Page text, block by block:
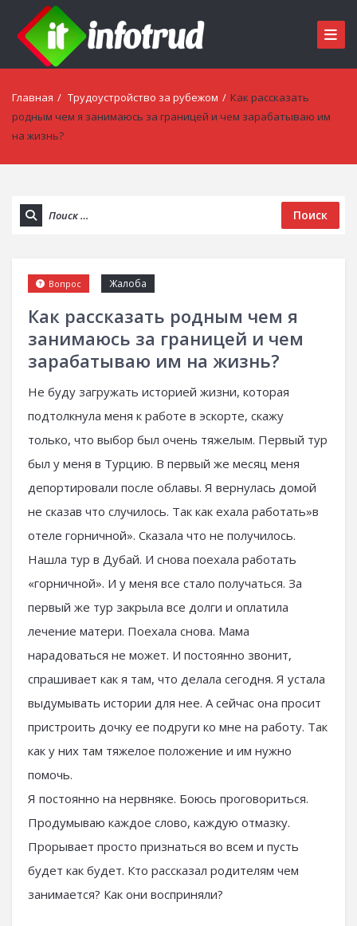
Главная / Трудоустройство за рубежом / Как рассказать
родным чем я занимаюсь за границей и чем зарабатываю им
на жизнь?
Поиск
Как рассказать родным чем я
занимаюсь за границей и чем
зарабатываю им на жизнь?
Жалоба
Вопрос
Не буду загружать историей жизни, которая
подтолкнула меня к работе в эскорте, скажу
только, что выбор был очень тяжелым. Первый тур
был у меня в Турцию. В первый же месяц меня
депортировали после облавы. Я вернулась домой
не сказав что случилось. Так как ехала работать»в
отеле горничной». Сказала что не получилось.
Нашла тур в Дубай. И снова поехала работать
«горничной». И у меня все стало получаться. За
первый же тур закрыла все долги и оплатила
лечение матери. Поехала снова. Мама
нарадоваться не может. И постоянно звонит,
спрашивает как я там, что делала сегодня. Я устала
выдумывать истории для нее. А сейчас она просит
пристроить дочку ее подруги ко мне на работу. Так
как у них там тяжелое положение и им нужно
помочь.
Я постоянно на нервняке. Боюсь проговориться.
Продумываю каждое слово, каждую отмазку.
Прорывает просто признаться во всем и пусть
будет как будет. Кто рассказал родителям чем
занимается? Как они восприняли?